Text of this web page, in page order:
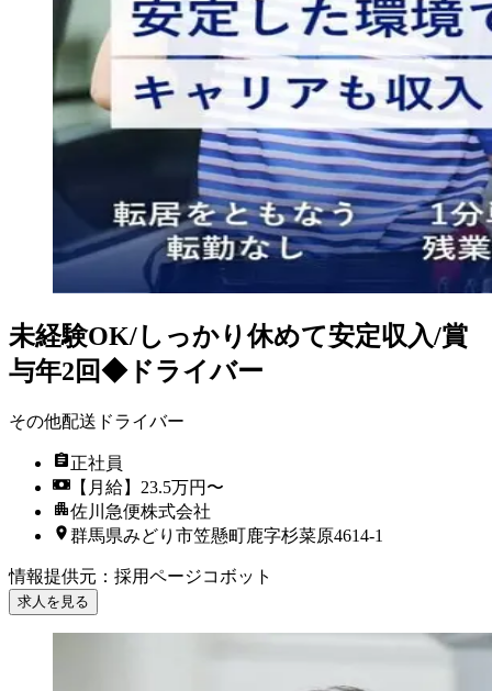
未経験OK/しっかり休めて安定収入/賞
与年2回◆ドライバー
その他配送ドライバー
正社員
【月給】23.5万円〜
佐川急便株式会社
群馬県みどり市笠懸町鹿字杉菜原4614-1
情報提供元 ： 採用ページコボット
求人を見る